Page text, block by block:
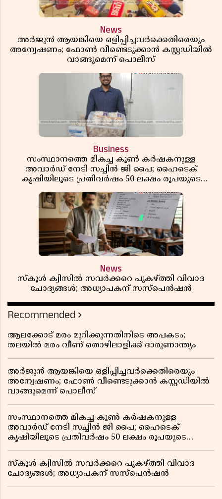
News
അർജുൻ ആയങ്കിയെ ഒളിപ്പിച്ചവർക്കെതിരെയും
അന്വേഷണം; ഫോൺ വീണ്ടെടുക്കാൻ കസ്റ്റഡിയിൽ
വാങ്ങുമെന്ന് പൊലീസ്
Business
സംസ്ഥാനത്തെ മികച്ച കൂൺ കർഷകനുള്ള
അവാർഡ് നേടി സച്ചിൻ ജി പൈ; ഹൈടെക്
കൃഷിയിലൂടെ പ്രതിവർഷം 50 ലക്ഷം രൂപയുടെ
News
സ്കൂൾ ക്വിസിൽ സവർക്കറെ പുകഴ്ത്തി വിവാദ
ചോദ്യങ്ങൾ; അധ്യാപകന് സസ്പെൻഷൻ
Recommended
ആലക്കോട് മരം മുറിക്കുന്നതിനിടെ അപകടം;
തലയിൽ മരം വീണ് തൊഴിലാളിക്ക് ദാരുണാന്ത്യം
അർജുൻ ആയങ്കിയെ ഒളിപ്പിച്ചവർക്കെതിരെയും
അന്വേഷണം; ഫോൺ വീണ്ടെടുക്കാൻ കസ്റ്റഡിയിൽ
വാങ്ങുമെന്ന് പൊലീസ്
സംസ്ഥാനത്തെ മികച്ച കൂൺ കർഷകനുള്ള
അവാർഡ് നേടി സച്ചിൻ ജി പൈ; ഹൈടെക്
കൃഷിയിലൂടെ പ്രതിവർഷം 50 ലക്ഷം രൂപയുടെ
സ്കൂൾ ക്വിസിൽ സവർക്കറെ പുകഴ്ത്തി വിവാദ
ചോദ്യങ്ങൾ; അധ്യാപകന് സസ്പെൻഷൻ